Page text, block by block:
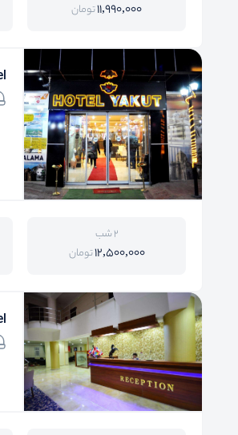
11,990,000تومان
2 شب
12,500,000تومان